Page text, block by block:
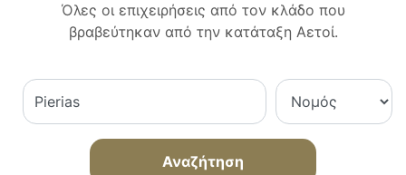
Όλες οι επιχειρήσεις από τον κλάδο που
βραβεύτηκαν από την κατάταξη Αετοί.
Αναζήτηση